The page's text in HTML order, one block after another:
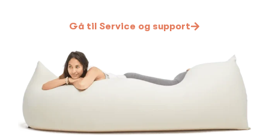
Gå til Service og support